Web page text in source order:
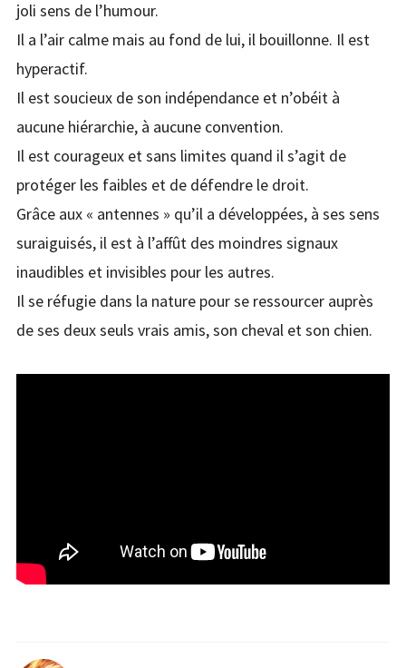
joli sens de l’humour.
Il a l’air calme mais au fond de lui, il bouillonne. Il est
hyperactif.
Il est soucieux de son indépendance et n’obéit à
aucune hiérarchie, à aucune convention.
Il est courageux et sans limites quand il s’agit de
protéger les faibles et de défendre le droit.
Grâce aux « antennes » qu’il a développées, à ses sens
suraiguisés, il est à l’affût des moindres signaux
inaudibles et invisibles pour les autres.
Il se réfugie dans la nature pour se ressourcer auprès
de ses deux seuls vrais amis, son cheval et son chien.